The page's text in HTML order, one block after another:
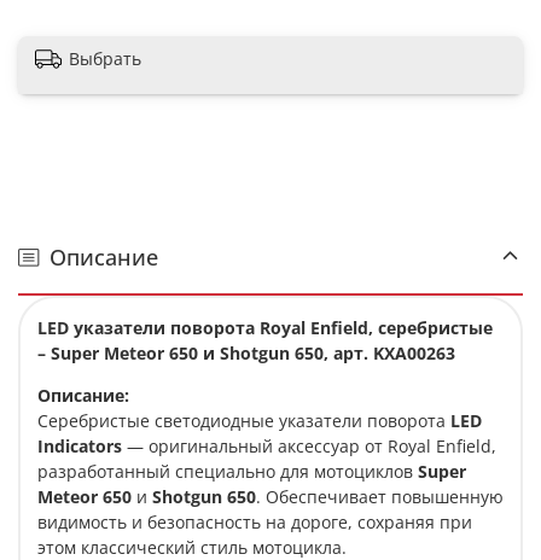
Выбрать
Описание
LED указатели поворота Royal Enfield, серебристые
– Super Meteor 650 и Shotgun 650, арт. KXA00263
Описание:
Серебристые светодиодные указатели поворота LED
Indicators — оригинальный аксессуар от Royal Enfield,
разработанный специально для мотоциклов Super
Meteor 650 и Shotgun 650. Обеспечивает повышенную
видимость и безопасность на дороге, сохраняя при
этом классический стиль мотоцикла.